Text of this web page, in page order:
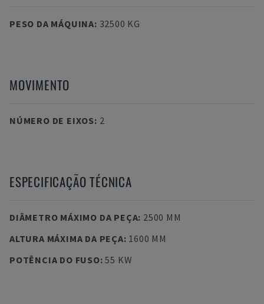
PESO DA MÁQUINA: 32500 KG
MOVIMENTO
NÚMERO DE EIXOS: 2
ESPECIFICAÇÃO TÉCNICA
DIÂMETRO MÁXIMO DA PEÇA: 2500 MM
ALTURA MÁXIMA DA PEÇA: 1600 MM
POTÊNCIA DO FUSO:55 KW